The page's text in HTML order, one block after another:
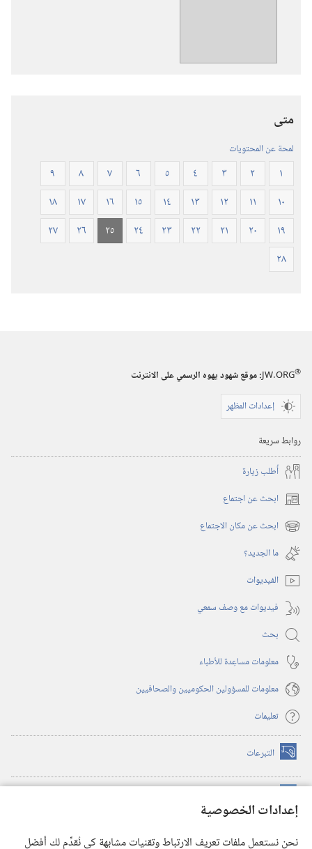
إعدادات الخصوصية
نحن نستعمل ملفات تعريف الارتباط وتقنيات مشابهة كي نُقدِّم لك أفضل
٢٠١٩)‏
متى
لمحة عن المحتويات
١ ٢ ٣ ٤ ٥ ٦ ٧ ٨
٩
١٠
١١ ١٢ ١٣ ١٤ ١٥ ١٦ ١٧
١٨
١٩
٢٠ ٢١ ٢٢ ٢٣ ٢٤ ٢٥ ٢٦
٢٧
٢٨
JW.ORG®
:‏ موقع شهود يهوه الرسمي على الانترنت
إعدادات المظهر
روابط سريعة
أُطلب زيارة
ابحث عن اجتماع (يفتح
نافذة ابحث عن مكان الاجتماع (يفتح
نافذة
جديدة)
ما الجديد؟‏
الفيديوات
فيديوات مع وصف سمعي
بحث
معلومات مساعِدة للأطباء
معلومات للمسؤولين الحكوميين والصحافيين
تعليمات
التبرعات (يفتح
نافذة
(يفتح
نافذة
(يفتح